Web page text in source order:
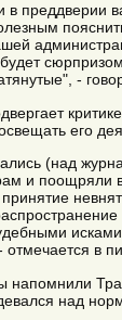
в преддверии
-
его
(над
и поощряли
в
напомнили
над